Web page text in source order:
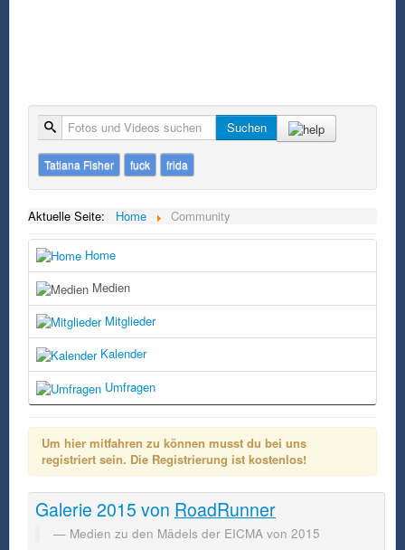
Suche Suchen
Tatiana Fisher fuck frida
Aktuelle Seite: Home Community
Home
Medien
Mitglieder
Kalender
Umfragen
Um hier mitfahren zu können musst du bei uns
registriert sein. Die Registrierung ist kostenlos!
Galerie 2015 von RoadRunner
Medien zu den Mädels der EICMA von 2015